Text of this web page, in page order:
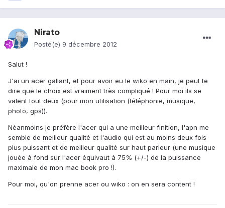
Nirato
Posté(e) 9 décembre 2012
Salut !
J'ai un acer gallant, et pour avoir eu le wiko en main, je peut te
dire que le choix est vraiment très compliqué ! Pour moi ils se
valent tout deux (pour mon utilisation (téléphonie, musique,
photo, gps)).
Néanmoins je préfère l'acer qui a une meilleur finition, l'apn me
semble de meilleur qualité et l'audio qui est au moins deux fois
plus puissant et de meilleur qualité sur haut parleur (une musique
jouée à fond sur l'acer équivaut à 75% (+/-) de la puissance
maximale de mon mac book pro !).
Pour moi, qu'on prenne acer ou wiko : on en sera content !